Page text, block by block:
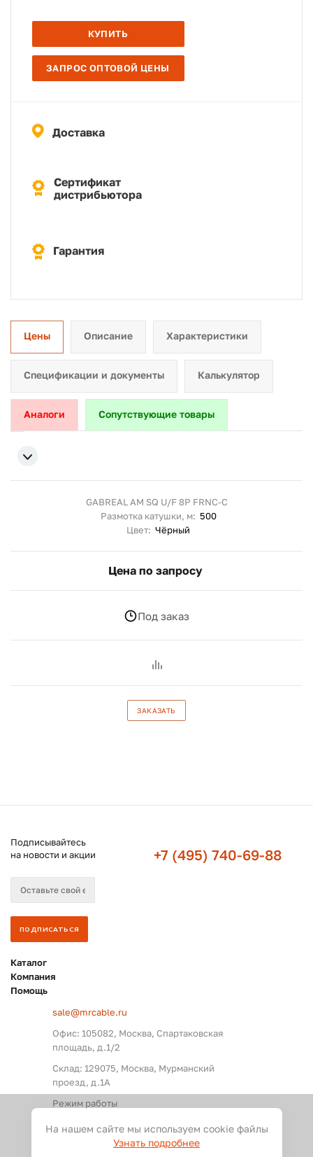
КУПИТЬ
ЗАПРОС ОПТОВОЙ ЦЕНЫ
Доставка
Сертификат
дистрибьютора
Гарантия
Цены Описание Характеристики
Спецификации и документы Калькулятор
Аналоги Сопутствующие товары
GABREAL AM SQ U/F 8P FRNC-C
Размотка катушки, м: 500
Цвет: Чёрный
Цена по запросу
Под заказ
ЗАКАЗАТЬ
Подписывайтесь
на новости и акции
+7 (495) 740-69-88
Каталог
Компания
Помощь
sale@mrcable.ru
Офис: 105082, Москва, Спартаковская
площадь, д.1/2
Склад: 129075, Москва, Мурманский
проезд, д.1А
Режим работы
На нашем сайте мы используем cookie файлы
Узнать подробнее